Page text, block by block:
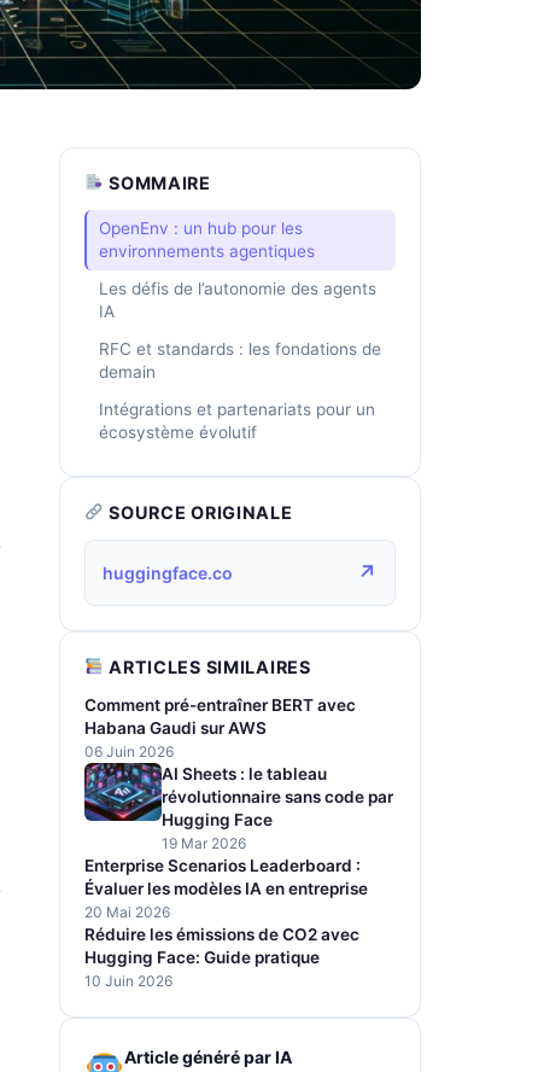
SOMMAIRE
OpenEnv : un hub pour les
environnements agentiques
Les défis de l’autonomie des agents
IA
RFC et standards : les fondations de
demain
Intégrations et partenariats pour un
écosystème évolutif
SOURCE ORIGINALE
huggingface.co ↗
ARTICLES SIMILAIRES
Comment pré-entraîner BERT avec
Habana Gaudi sur AWS
06 Juin 2026
AI Sheets : le tableau
révolutionnaire sans code par
Hugging Face
19 Mar 2026
Enterprise Scenarios Leaderboard :
Évaluer les modèles IA en entreprise
20 Mai 2026
Réduire les émissions de CO2 avec
Hugging Face: Guide pratique
10 Juin 2026
Article généré par IA